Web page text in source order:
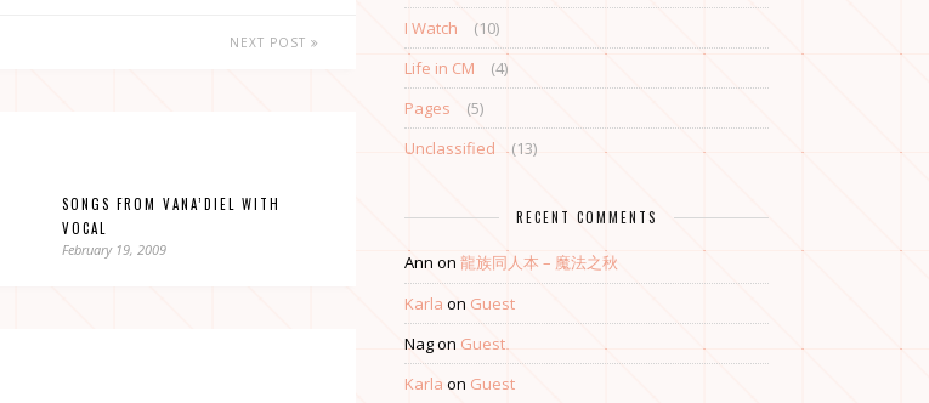
NEXT POST
SONGS FROM VANA’DIEL WITH
VOCAL
February 19, 2009
I Watch
(10)
Life in CM
(4)
Pages
(5)
Unclassified
(13)
RECENT COMMENTS
Ann on 龍族同人本 – 魔法之秋
Karla on Guest
Nagon Guest
Karla on Guest